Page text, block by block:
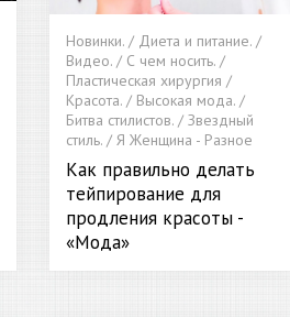
Новинки. / Диета и питание. /
Видео. / С чем носить. /
Пластическая хирургия /
Красота. / Высокая мода. /
Битва стилистов. / Звездный
стиль. / Я Женщина - Разное
Как правильно делать
тейпирование для
продления красоты -
«Мода»